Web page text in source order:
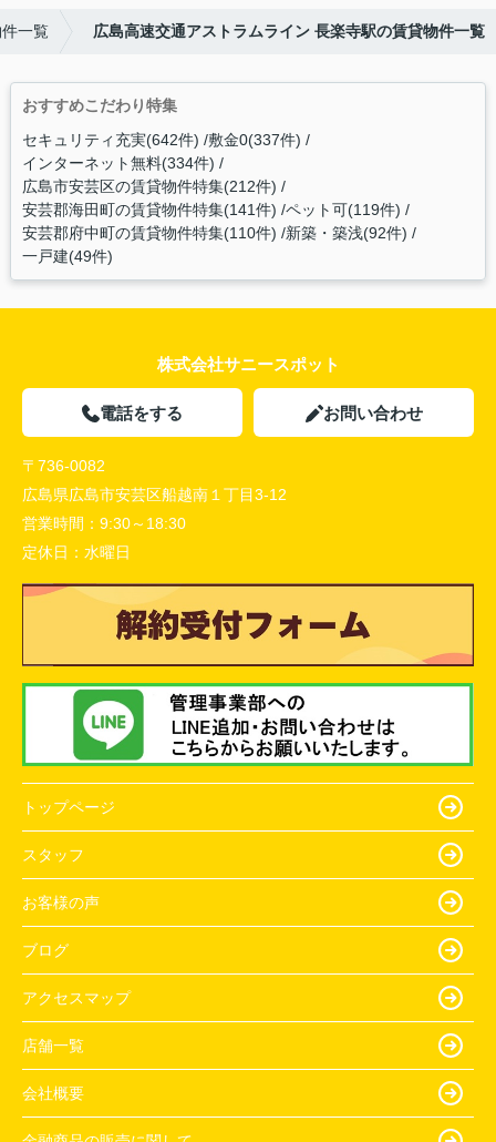
一覧 広島高速交通アストラムライン 長楽寺駅の賃貸物件一覧
おすすめこだわり特集
セキュリティ充実(642件) 敷金0(337件)
インターネット無料(334件)
広島市安芸区の賃貸物件特集(212件)
安芸郡海田町の賃貸物件特集(141件) ペット可(119件)
安芸郡府中町の賃貸物件特集(110件) 新築・築浅(92件)
一戸建(49件)
株式会社サニースポット
電話をする お問い合わせ
〒736-0082
広島県広島市安芸区船越南１丁目3-12
営業時間： 9:30～18:30
定休日： 水曜日
トップページ
スタッフ
お客様の声
ブログ
アクセスマップ
店舗一覧
会社概要